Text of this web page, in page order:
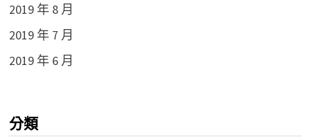
2019 年 8 月
2019 年 7 月
2019 年 6 月
分類